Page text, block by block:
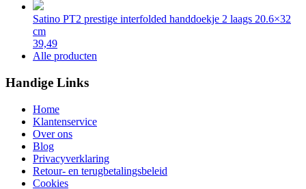
Satino PT2 prestige interfolded handdoekje 2 laags 20.6×32
cm
39,49
Alle producten
Handige Links
Home
Klantenservice
Over ons
Blog
Privacyverklaring
Retour- en terugbetalingsbeleid
Cookies